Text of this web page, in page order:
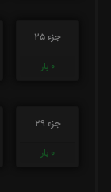
جزء 25
0 بار
جزء 29
0 بار